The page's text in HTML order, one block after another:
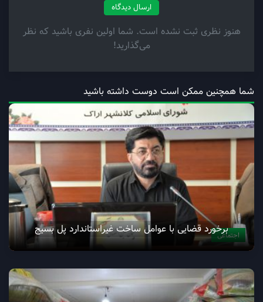
ارسال دیدگاه
هنوز نظری ثبت نشده است. شما اولین نفری باشید که نظر
می‌گذارید!
شما همچنین ممکن است دوست داشته باشید
اجتماعیبرخورد قضایی با عوامل ساخت غیراستاندارد پل بسیج